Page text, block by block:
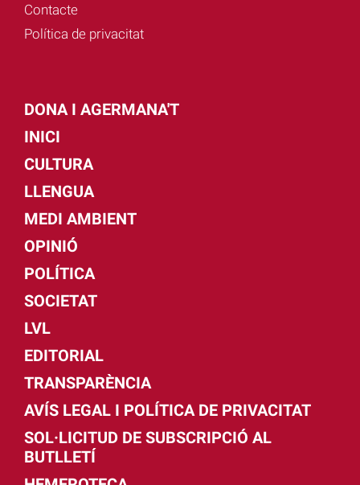
Contacte
Política de privacitat
DONA I AGERMANA'T
INICI
CULTURA
LLENGUA
MEDI AMBIENT
OPINIÓ
POLÍTICA
SOCIETAT
LVL
EDITORIAL
TRANSPARÈNCIA
AVÍS LEGAL I POLÍTICA DE PRIVACITAT
SOL·LICITUD DE SUBSCRIPCIÓ AL
BUTLLETÍ